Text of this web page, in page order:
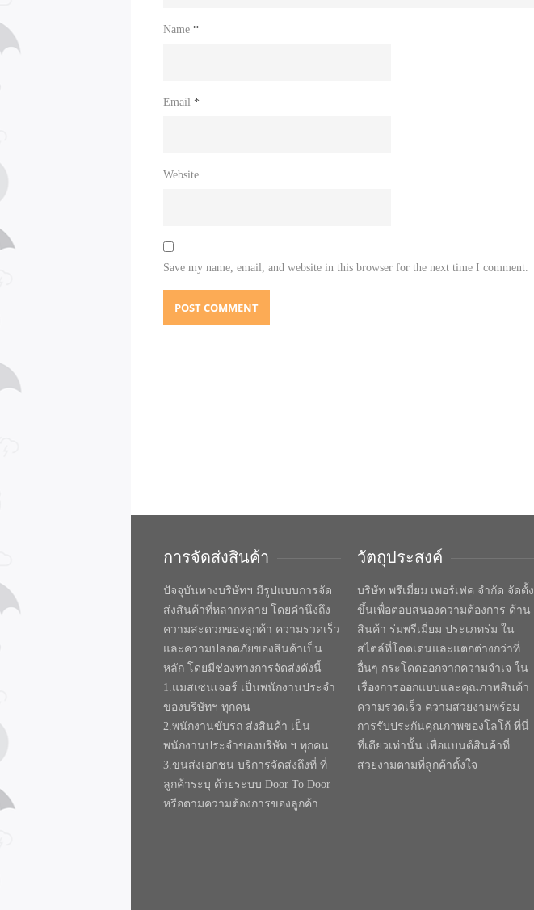
Name *
Email *
Website
Save my name, email, and website in this browser for the next time I comment.
การจัดส่งสินค้า
ปัจจุบันทางบริษัทฯ มีรูปแบบการจัด
ส่งสินค้าที่หลากหลาย โดยคำนึงถึง
ความสะดวกของลูกค้า ความรวดเร็ว
และความปลอดภัยของสินค้าเป็น
หลัก โดยมีช่องทางการจัดส่งดังนี้
1.แมสเซนเจอร์ เป็นพนักงานประจำ
ของบริษัทฯ ทุกคน
2.พนักงานขับรถ ส่งสินค้า เป็น
พนักงานประจำของบริษัท ฯ ทุกคน
3.ขนส่งเอกชน บริการจัดส่งถึงที่ ที่
ลูกค้าระบุ ด้วยระบบ Door To Door
หรือตามความต้องการของลูกค้า
วัตถุประสงค์
บริษัท พรีเมี่ยม เพอร์เฟค จำกัด จัดตั้ง
ขึ้นเพื่อตอบสนองความต้องการ ด้าน
สินค้า ร่มพรีเมี่ยม ประเภทร่ม ใน
สไตล์ที่โดดเด่นและแตกต่างกว่าที่
อื่นๆ กระโดดออกจากความจำเจ ใน
เรื่องการออกแบบและคุณภาพสินค้า
ความรวดเร็ว ความสวยงามพร้อม
การรับประกันคุณภาพของโลโก้ ที่นี่
ที่เดียวเท่านั้น เพื่อแบนด์สินค้าที่
สวยงามตามที่ลูกค้าตั้งใจ